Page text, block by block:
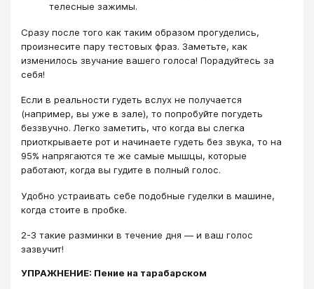
телесные зажимы.
Сразу после того как таким образом прогуделись,
произнесите пару тестовых фраз. Заметьте, как
изменилось звучание вашего голоса! Порадуйтесь за
себя!
Если в реальности гудеть вслух не получается
(например, вы уже в зале), то попробуйте погудеть
беззвучно. Легко заметить, что когда вы слегка
приоткрываете рот и начинаете гудеть без звука, то на
95% напрягаются те же самые мышцы, которые
работают, когда вы гудите в полный голос.
Удобно устраивать себе подобные гуделки в машине,
когда стоите в пробке.
2-3 такие разминки в течение дня ― и ваш голос
зазвучит!
УПРАЖНЕНИЕ: Пение на тарабарском